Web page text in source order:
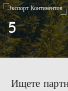
Экспорт Континентов
5
Ищете